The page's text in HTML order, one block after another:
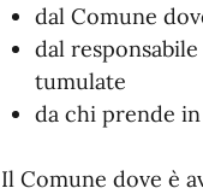
dal Comune
dal
tumulate
da chi prende
Il Comune dove è